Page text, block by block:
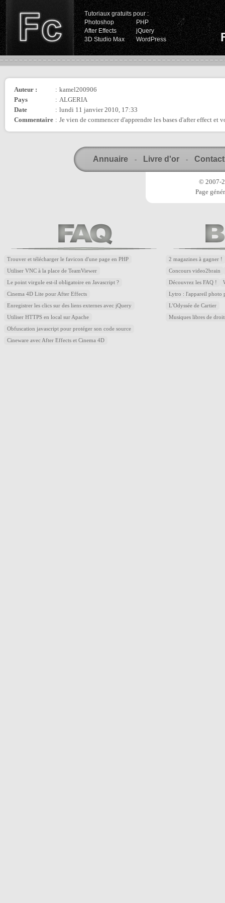
Tutoriaux gratuits pour :
Photoshop
PHP
After Effects
jQuery
3D Studio Max
WordPress
Auteur : : kamel200906
Pays
: ALGERIA
Date
: lundi 11 janvier 2010, 17:33
Commentaire : Je vien de commencer d'apprendre les bases d'after effect
Annuaire - Livre d'or - Contact
© 2007-
Page
Trouver et télécharger le favicon d'une page en PHP
Utiliser VNC à la place de TeamViewer
Le point virgule est-il obligatoire en Javascript ?
Cinema 4D Lite pour After Effects
Enregistrer les clics sur des liens externes avec jQuery
Utiliser HTTPS en local sur Apache
Obfuscation javascript pour protéger son code source
Cineware avec After Effects et Cinema 4D
2 magazines à gagner !
Concours video2brain
Découvrez les FAQ !
Lytro : l'appareil photo
L'Odyssée de Cartier
Musiques libres de